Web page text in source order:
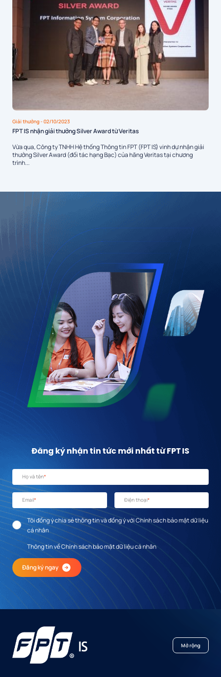
Giải thưởng- 02/10/2023
FPT IS nhận giải thưởng Silver Award từ Veritas
Vừa qua, Công ty TNHH Hệ thống Thông tin FPT (FPT IS) vinh dự nhận giải
thưởng Silver Award (đối tác hạng Bạc) của hãng Veritas tại chương
trình...
Đăng ký nhận tin tức mới nhất từ FPT IS
Họ và tên*
Email* Điện thoại*
Tôi đồng ý chia sẻ thông tin và đồng ý với Chính sách bảo mật dữ liệu
cá nhân
Thông tin về Chính sách bảo mật dữ liệu cá nhân
Đăng ký ngay
Mở rộng